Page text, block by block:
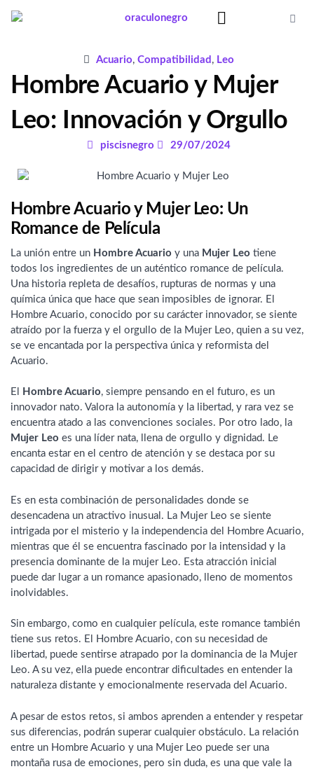
Acuario,Compatibilidad , Leo
Hombre Acuario y Mujer
Leo: Innovación y Orgullo
piscisnegro 29/07/2024
Hombre Acuario y Mujer Leo: Un
Romance de Película
La unión entre un Hombre Acuario y una Mujer Leo tiene
todos los ingredientes de un auténtico romance de película.
Una historia repleta de desafíos, rupturas de normas y una
química única que hace que sean imposibles de ignorar. El
Hombre Acuario, conocido por su carácter innovador, se siente
atraído por la fuerza y el orgullo de la Mujer Leo, quien a su vez,
se ve encantada por la perspectiva única y reformista del
Acuario.
El Hombre Acuario, siempre pensando en el futuro, es un
innovador nato. Valora la autonomía y la libertad, y rara vez se
encuentra atado a las convenciones sociales. Por otro lado, la
Mujer Leo es una líder nata, llena de orgullo y dignidad. Le
encanta estar en el centro de atención y se destaca por su
capacidad de dirigir y motivar a los demás.
Es en esta combinación de personalidades donde se
desencadena un atractivo inusual. La Mujer Leo se siente
intrigada por el misterio y la independencia del Hombre Acuario,
mientras que él se encuentra fascinado por la intensidad y la
presencia dominante de la mujer Leo. Esta atracción inicial
puede dar lugar a un romance apasionado, lleno de momentos
inolvidables.
Sin embargo, como en cualquier película, este romance también
tiene sus retos. El Hombre Acuario, con su necesidad de
libertad, puede sentirse atrapado por la dominancia de la Mujer
Leo. A su vez, ella puede encontrar dificultades en entender la
naturaleza distante y emocionalmente reservada del Acuario.
A pesar de estos retos, si ambos aprenden a entender y respetar
sus diferencias, podrán superar cualquier obstáculo. La relación
entre un Hombre Acuario y una Mujer Leo puede ser una
montaña rusa de emociones, pero sin duda, es una que vale la